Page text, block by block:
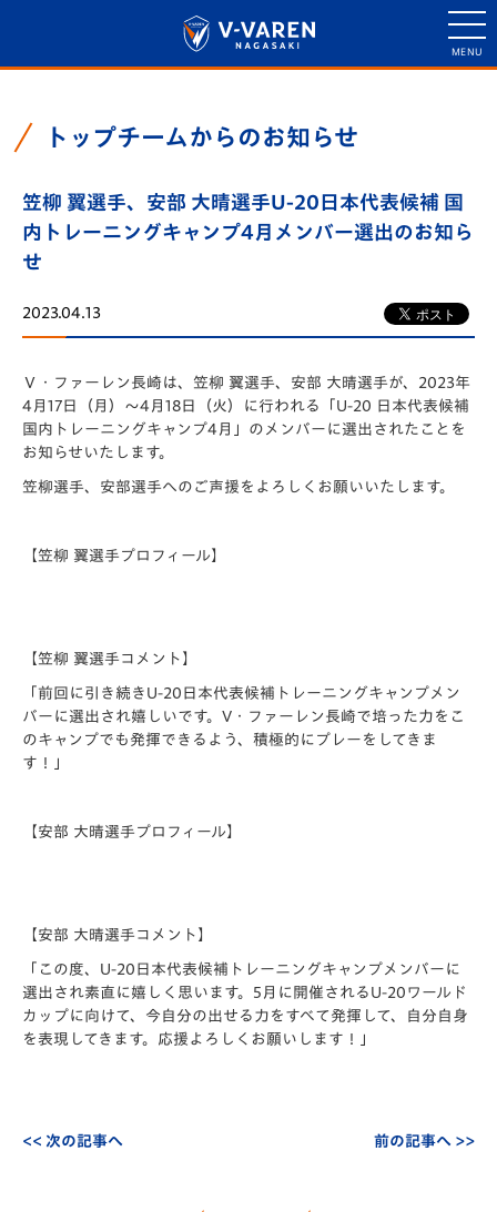
トップチームからのお知らせ
笠柳 翼選手、安部 大晴選手U-20日本代表候補 国
内トレーニングキャンプ4月メンバー選出のお知ら
せ
2023.04.13
Ｖ・ファーレン長崎は、笠柳 翼選手、安部 大晴選手が、2023年
4月17日（月）～4月18日（火）に行われる「U-20 日本代表候補
国内トレーニングキャンプ4月」のメンバーに選出されたことを
お知らせいたします。
笠柳選手、安部選手へのご声援をよろしくお願いいたします。
【笠柳 翼選手プロフィール】
【笠柳 翼選手コメント】
「前回に引き続きU-20日本代表候補トレーニングキャンプメン
バーに選出され嬉しいです。V・ファーレン長崎で培った力をこ
のキャンプでも発揮できるよう、積極的にプレーをしてきま
す！」
【安部 大晴選手プロフィール】
【安部 大晴選手コメント】
「この度、U-20日本代表候補トレーニングキャンプメンバーに
選出され素直に嬉しく思います。5月に開催されるU-20ワールド
カップに向けて、今自分の出せる力をすべて発揮して、自分自身
を表現してきます。応援よろしくお願いします！」
<< 次の記事へ 前の記事へ >>